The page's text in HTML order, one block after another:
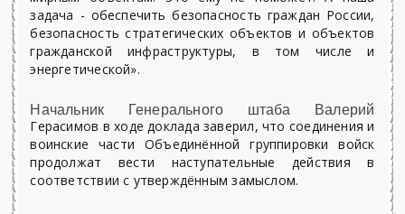
задача - обес­печить безопасность граждан России,
безопасность стратегических объектов и объектов
гражданской инфраструктуры, в том числе и
энергетической».
Начальник Генерального штаба Валерий
Герасимов в ходе доклада заверил, что соединения и
воинские части Объединённой группировки войск
продолжат вести наступательные действия в
соответствии с утверждённым замыслом.